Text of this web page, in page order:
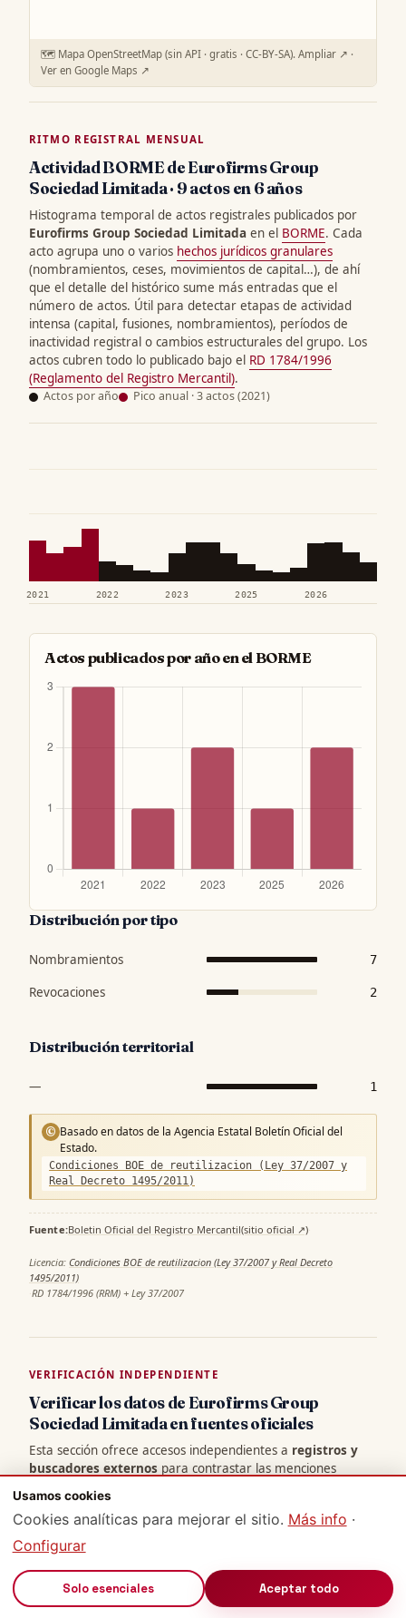
🗺️ Mapa OpenStreetMap (sin API · gratis · CC-BY-SA). Ampliar ↗ ·
Ver en Google Maps ↗
RITMO REGISTRAL MENSUAL
Actividad BORME de Eurofirms Group
Sociedad Limitada · 9 actos en 6 años
Histograma temporal de actos registrales publicados por
Eurofirms Group Sociedad Limitada en el BORME. Cada
acto agrupa uno o varios hechos jurídicos granulares
(nombramientos, ceses, movimientos de capital…), de ahí
que el detalle del histórico sume más entradas que el
número de actos. Útil para detectar etapas de actividad
intensa (capital, fusiones, nombramientos), períodos de
inactividad registral o cambios estructurales del grupo. Los
actos cubren todo lo publicado bajo el RD 1784/1996
(Reglamento del Registro Mercantil).
Actos por año Pico anual · 3 actos (2021)
2021 2022 2023 2025 2026
Actos publicados por año en el BORME
Distribución por tipo
Nombramientos 7
Revocaciones 2
Distribución territorial
— 1
© Basado en datos de la Agencia Estatal Boletín Oficial del
Estado.
Condiciones BOE de reutilizacion (Ley 37/2007 y
Real Decreto 1495/2011)
Fuente:Boletin Oficial del Registro Mercantil(sitio oficial ↗)·
Licencia: Condiciones BOE de reutilizacion (Ley 37/2007 y Real Decreto
1495/2011)
·RD 1784/1996 (RRM) + Ley 37/2007
VERIFICACIÓN INDEPENDIENTE
Verificar los datos de Eurofirms Group
Sociedad Limitada en fuentes oficiales
Esta sección ofrece accesos independientes a registros y
buscadores externos para contrastar las menciones
documentales mostradas o consultar documentos
primarios. Abrir un buscador con el NIF o nombre de
Eurofirms Group Sociedad Limitada no implica que exista
una coincidencia en ese registro. Las fuentes que no tienen
una proyección pública admitida se omiten de los resultados
de OpenMercantil, sin inferir ausencia de datos en la fuente
original.
Usamos cookies
Cookies analíticas para mejorar el sitio. Más info ·
Configurar
Solo esenciales Aceptar todo